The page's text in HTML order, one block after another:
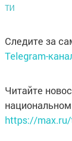
ТИ
Следите за
Telegram-
Читайте
https://